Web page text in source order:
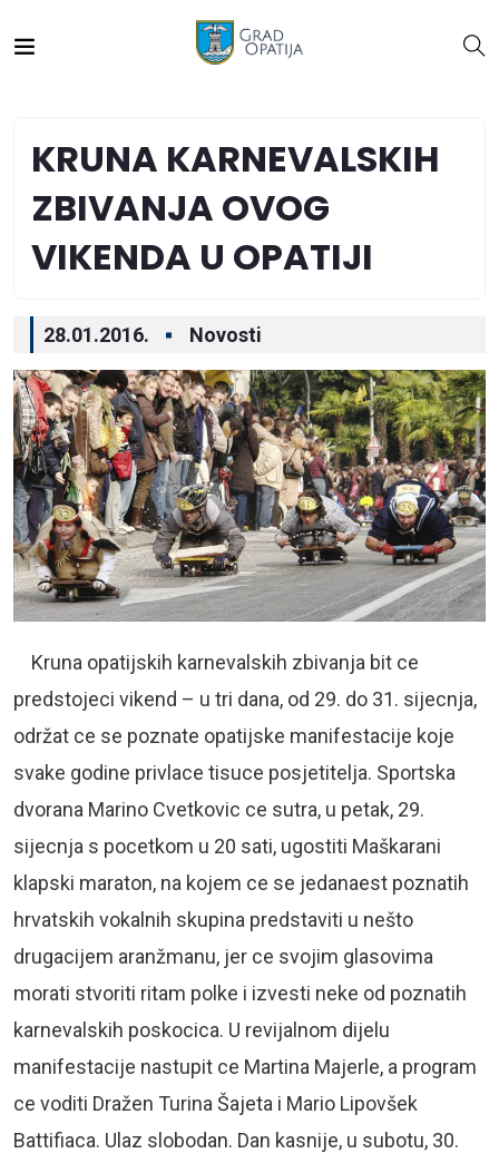
KRUNA KARNEVALSKIH
ZBIVANJA OVOG
VIKENDA U OPATIJI
28.01.2016. Novosti
Kruna opatijskih karnevalskih zbivanja bit ce
predstojeci vikend – u tri dana, od 29. do 31. sijecnja,
održat ce se poznate opatijske manifestacije koje
svake godine privlace tisuce posjetitelja. Sportska
dvorana Marino Cvetkovic ce sutra, u petak, 29.
sijecnja s pocetkom u 20 sati, ugostiti Maškarani
klapski maraton, na kojem ce se jedanaest poznatih
hrvatskih vokalnih skupina predstaviti u nešto
drugacijem aranžmanu, jer ce svojim glasovima
morati stvoriti ritam polke i izvesti neke od poznatih
karnevalskih poskocica. U revijalnom dijelu
manifestacije nastupit ce Martina Majerle, a program
ce voditi Dražen Turina Šajeta i Mario Lipovšek
Battifiaca. Ulaz slobodan. Dan kasnije, u subotu, 30.